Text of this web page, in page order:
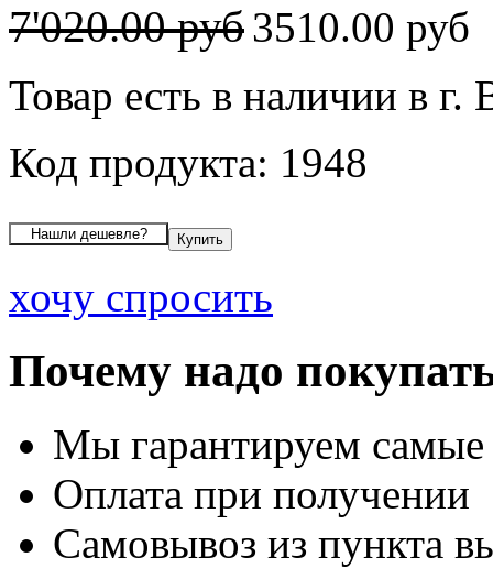
7'020.00 руб3510.00 руб
Товар есть в наличии в г.
Код продукта: 1948
хочу спросить
Почему надо
Мы гарантируем
Оплата при получении
Самовывоз из пункта